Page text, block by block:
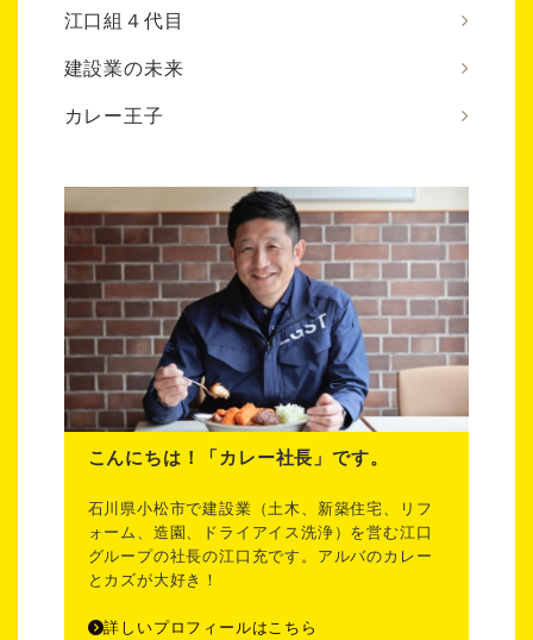
江口組４代目
建設業の未来
カレー王子
こんにちは！「カレー社長」です。
石川県小松市で建設業（土木、新築住宅、リフ
ォーム、造園、ドライアイス洗浄）を営む江口
グループの社長の江口充です。アルバのカレー
とカズが大好き！
詳しいプロフィールはこちら